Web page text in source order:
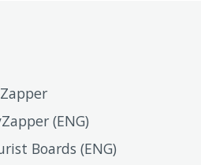
(ENG)
Boards (ENG)